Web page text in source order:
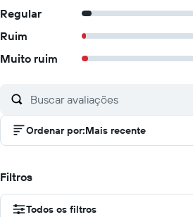
Regular
Ruim
Muito ruim
Ordenar por:Mais recente
Filtros
Todos os filtros